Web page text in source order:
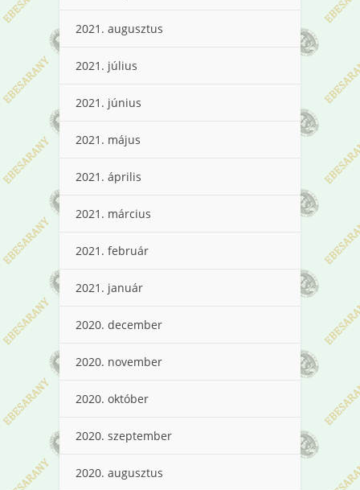
2021. augusztus
2021. július
2021. június
2021. május
2021. április
2021. március
2021. február
2021. január
2020. december
2020. november
2020. október
2020. szeptember
2020. augusztus